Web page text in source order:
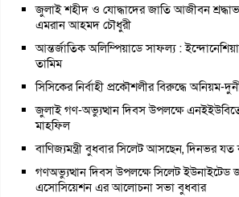
জুলাই শহীদ ও যোদ্ধাদের জাতি আজীবন
এমরান আহমদ চৌধুরী
আন্তর্জাতিক অলিম্পিয়াডে সাফল্য :
তামিম
সিসিকের নির্বাহী প্রকৌশলীর বিরুদ্ধে অনিয়ম-
জুলাই গণ-অভ্যুত্থান দিবস উপলক্ষে
মাহফিল
বাণিজ্যমন্ত্রী বুধবার সিলেট আসছেন, দিনভর যত
গণঅভ্যুত্থান দিবস উপলক্ষে সিলেট ইউনাইটেড
এসোসিয়েশন এর আলোচনা সভা বুধবার